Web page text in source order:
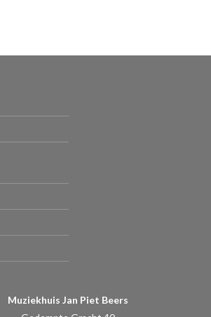
Muziekhuis Jan Piet Beers